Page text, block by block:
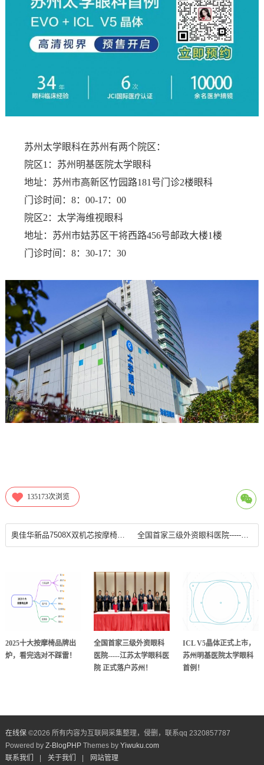
苏州太学眼科在苏州有两个院区：
院区1：苏州明基医院太学眼科
地址：苏州市高新区竹园路181号门诊2楼眼科
门诊时间：8：00-17：00
院区2：太学海维视眼科
地址：苏州市姑苏区干将西路456号邮政大楼1楼
门诊时间：8：30-17：30
135173次浏览
奥佳华新品7508X双机芯按摩椅重磅登场，高效解疲快人一步！ 全国首家三级外资眼科医院-----江苏太学眼科医院 正式落户苏州！
2025十大按摩椅品牌出
炉，看完选对不踩雷！
全国首家三级外资眼科
医院-----江苏太学眼科医
院 正式落户苏州！
ICL V5晶体正式上市，
苏州明基医院太学眼科
首例！
在线保©2026 所有内容为互联网采集整理，侵删，联系qq 2320857787
Powered by Z-BlogPHPThemes by Yiwuku.com
联系我们
关于我们 网站管理